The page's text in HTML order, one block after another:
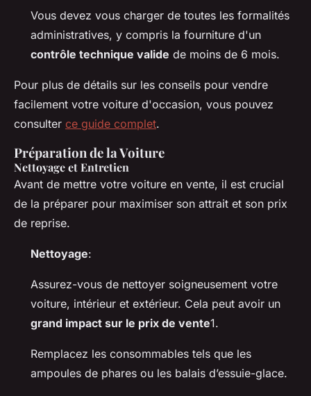
Vous devez vous charger de toutes les formalités
administratives, y compris la fourniture d'un
contrôle technique valide de moins de 6 mois.
Pour plus de détails sur les conseils pour vendre
facilement votre voiture d'occasion, vous pouvez
consulter ce guide complet.
Préparation de la Voiture
Nettoyage et Entretien
Avant de mettre votre voiture en vente, il est crucial
de la préparer pour maximiser son attrait et son prix
de reprise.
Nettoyage:
Assurez-vous de nettoyer soigneusement votre
voiture, intérieur et extérieur. Cela peut avoir un
grand impact sur le prix de vente1.
Remplacez les consommables tels que les
ampoules de phares ou les balais d’essuie-glace.